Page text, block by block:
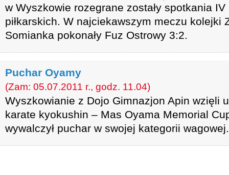
w Wyszkowie rozegrane zostały spotkania IV
piłkarskich. W najciekawszym meczu kolejki
Somianka pokonały Fuz Ostrowy 3:2.
Puchar Oyamy
(Zam: 05.07.2011 r., godz. 11.04)
Wyszkowianie z Dojo Gimnazjon Apin wzięli
karate kyokushin – Mas Oyama Memorial
wywalczył puchar w swojej kategorii wagowej.